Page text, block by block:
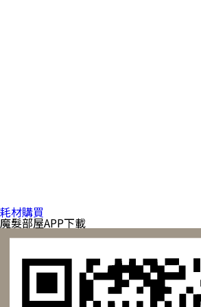
耗材購買
魔髮部屋APP下載